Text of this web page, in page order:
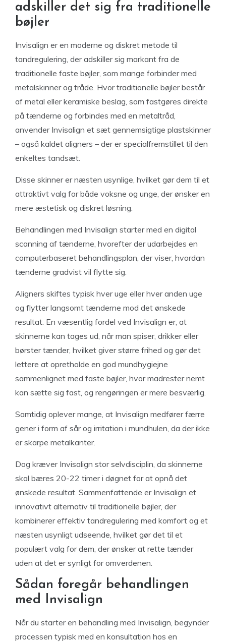
adskiller det sig fra traditionelle
bøjler
Invisalign er en moderne og diskret metode til
tandregulering, der adskiller sig markant fra de
traditionelle faste bøjler, som mange forbinder med
metalskinner og tråde. Hvor traditionelle bøjler består
af metal eller keramiske beslag, som fastgøres direkte
på tænderne og forbindes med en metaltråd,
anvender Invisalign et sæt gennemsigtige plastskinner
– også kaldet aligners – der er specialfremstillet til den
enkeltes tandsæt.
Disse skinner er næsten usynlige, hvilket gør dem til et
attraktivt valg for både voksne og unge, der ønsker en
mere æstetisk og diskret løsning.
Behandlingen med Invisalign starter med en digital
scanning af tænderne, hvorefter der udarbejdes en
computerbaseret behandlingsplan, der viser, hvordan
tænderne gradvist vil flytte sig.
Aligners skiftes typisk hver uge eller hver anden uge
og flytter langsomt tænderne mod det ønskede
resultat. En væsentlig fordel ved Invisalign er, at
skinnerne kan tages ud, når man spiser, drikker eller
børster tænder, hvilket giver større frihed og gør det
lettere at opretholde en god mundhygiejne
sammenlignet med faste bøjler, hvor madrester nemt
kan sætte sig fast, og rengøringen er mere besværlig.
Samtidig oplever mange, at Invisalign medfører færre
gener i form af sår og irritation i mundhulen, da der ikke
er skarpe metalkanter.
Dog kræver Invisalign stor selvdisciplin, da skinnerne
skal bæres 20-22 timer i døgnet for at opnå det
ønskede resultat. Sammenfattende er Invisalign et
innovativt alternativ til traditionelle bøjler, der
kombinerer effektiv tandregulering med komfort og et
næsten usynligt udseende, hvilket gør det til et
populært valg for dem, der ønsker at rette tænder
uden at det er synligt for omverdenen.
Sådan foregår behandlingen
med Invisalign
Når du starter en behandling med Invisalign, begynder
processen typisk med en konsultation hos en